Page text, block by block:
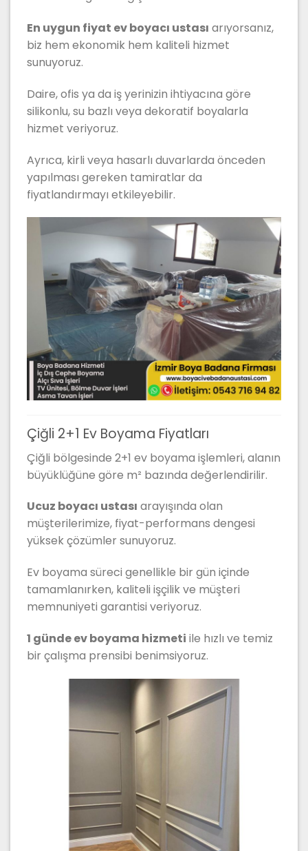
En uygun fiyat ev boyacı ustası arıyorsanız,
biz hem ekonomik hem kaliteli hizmet
sunuyoruz.
Daire, ofis ya da iş yerinizin ihtiyacına göre
silikonlu, su bazlı veya dekoratif boyalarla
hizmet veriyoruz.
Ayrıca, kirli veya hasarlı duvarlarda önceden
yapılması gereken tamiratlar da
fiyatlandırmayı etkileyebilir.
Çiğli 2+1 Ev Boyama Fiyatları
Çiğli bölgesinde 2+1 ev boyama işlemleri, alanın
büyüklüğüne göre m² bazında değerlendirilir.
Ucuz boyacı ustası arayışında olan
müşterilerimize, fiyat-performans dengesi
yüksek çözümler sunuyoruz.
Ev boyama süreci genellikle bir gün içinde
tamamlanırken, kaliteli işçilik ve müşteri
memnuniyeti garantisi veriyoruz.
1 günde ev boyama hizmeti ile hızlı ve temiz
bir çalışma prensibi benimsiyoruz.